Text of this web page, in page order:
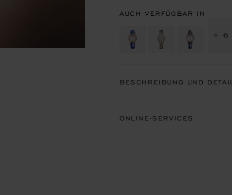
AUCH VERFÜGBAR IN
+ 6
BESCHREIBUNG UND
ONLINE-SERVICES